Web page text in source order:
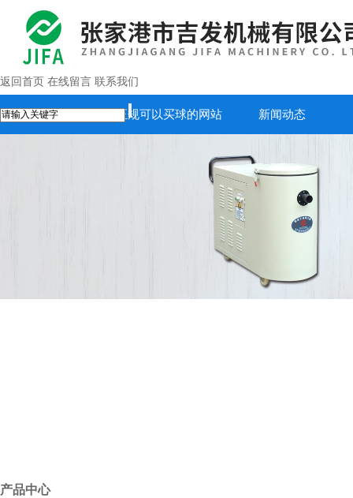
返回首页 在线留言 联系我们
首页 正规可以买球的网站 新闻动态
产品中心